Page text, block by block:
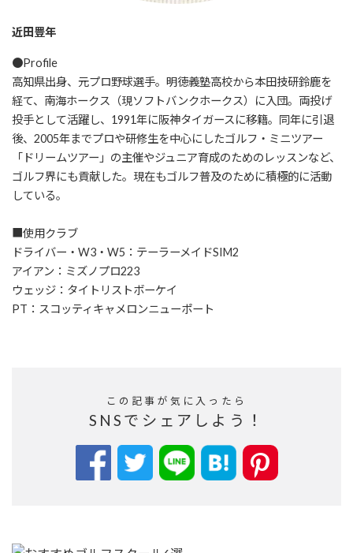
近田豊年
●Profile
高知県出身、元プロ野球選手。明徳義塾高校から本田技研鈴鹿を
経て、南海ホークス（現ソフトバンクホークス）に入団。両投げ
投手として活躍し、1991年に阪神タイガースに移籍。同年に引退
後、2005年までプロや研修生を中心にしたゴルフ・ミニツアー
「ドリームツアー」の主催やジュニア育成のためのレッスンなど、
ゴルフ界にも貢献した。現在もゴルフ普及のために積極的に活動
している。
■使用クラブ
ドライバー・W3・W5：テーラーメイドSIM2
アイアン：ミズノプロ223
ウェッジ：タイトリストボーケイ
PT：スコッティキャメロンニューポート
この記事が気に入ったら
SNSでシェアしよう！